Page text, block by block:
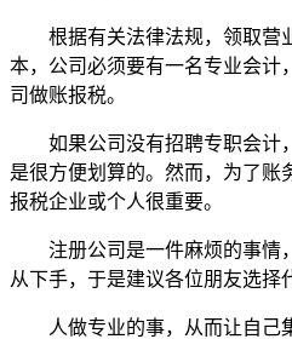
根据有关法律法规，领取营
本，公司必须要有一名专业会计
司做账报税。
如果公司没有招聘专职会计
是很方便划算的。然而，为了账
报税企业或个人很重要。
注册公司是一件麻烦的事情
从下手，于是建议各位朋友选择
人做专业的事，从而让自己